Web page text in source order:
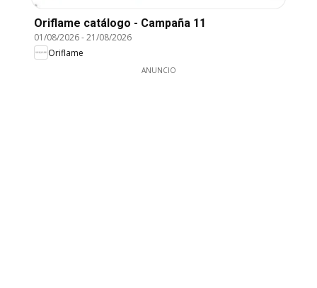
Oriflame catálogo - Campaña 11
01/08/2026-21/08/2026
Oriflame
ANUNCIO